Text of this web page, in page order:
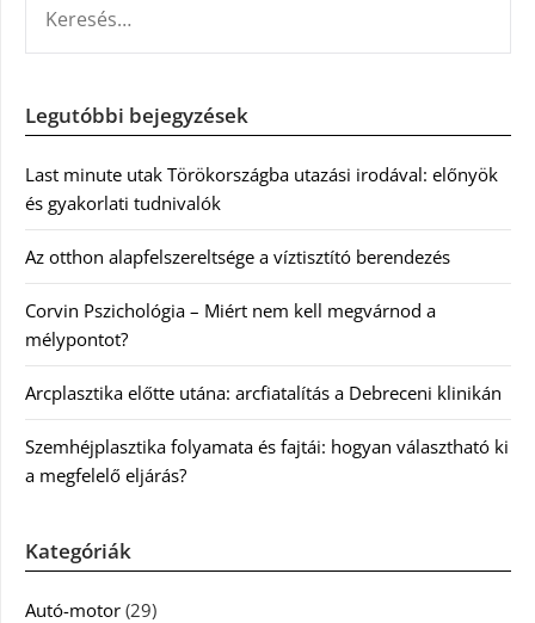
Legutóbbi bejegyzések
Last minute utak Törökországba utazási irodával: előnyök
és gyakorlati tudnivalók
Az otthon alapfelszereltsége a víztisztító berendezés
Corvin Pszichológia – Miért nem kell megvárnod a
mélypontot?
Arcplasztika előtte utána: arcfiatalítás a Debreceni klinikán
Szemhéjplasztika folyamata és fajtái: hogyan választható ki
a megfelelő eljárás?
Kategóriák
Autó-motor (29)